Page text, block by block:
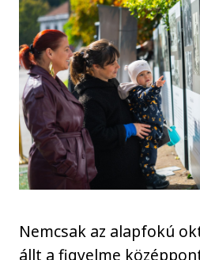
Nemcsak az alapfokú
állt a figyelme